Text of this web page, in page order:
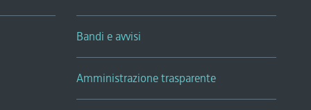
Bandi e avvisi
Amministrazione trasparente